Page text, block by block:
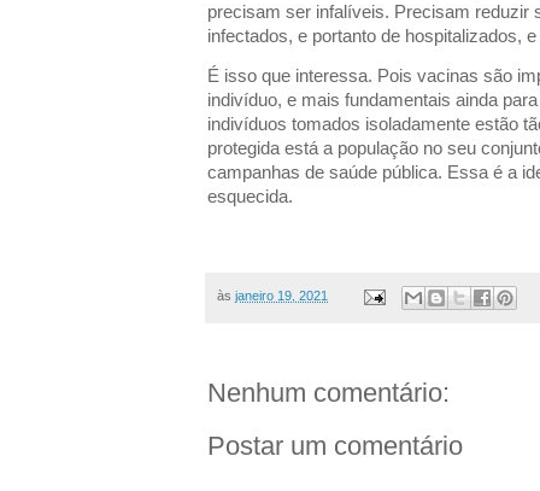
precisam ser infalíveis. Precisam reduzir
infectados, e portanto de hospitalizados,
É isso que interessa. Pois vacinas são
indivíduo, e mais fundamentais ainda
indivíduos tomados isoladamente estão
protegida está a população no seu
campanhas de saúde pública. Essa é a
esquecida.
às janeiro 19, 2021
Nenhum comentário:
Postar um comentário